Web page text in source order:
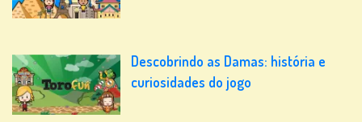
Descobrindo as Damas: história e
curiosidades do jogo